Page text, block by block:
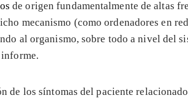
de origen fundamentalmente de altas
mecanismo (como ordenadores en
al organismo, sobre todo a nivel del
de los síntomas del paciente